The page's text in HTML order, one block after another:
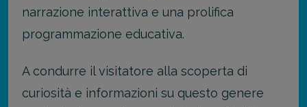
narrazione interattiva e una prolifica
programmazione educativa.
A condurre il visitatore alla scoperta di
curiosità e informazioni su questo genere